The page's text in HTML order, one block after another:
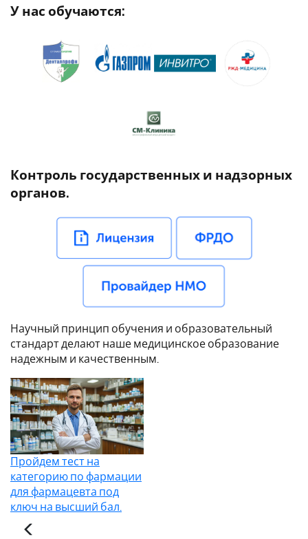
У нас обучаются:
Контроль государственных и надзорных
органов.
Научный принцип обучения и образовательный
стандарт делают наше медицинское образование
надежным и качественным.
Пройдем тест на
категорию по фармации
для фармацевта под
ключ на высший бал.